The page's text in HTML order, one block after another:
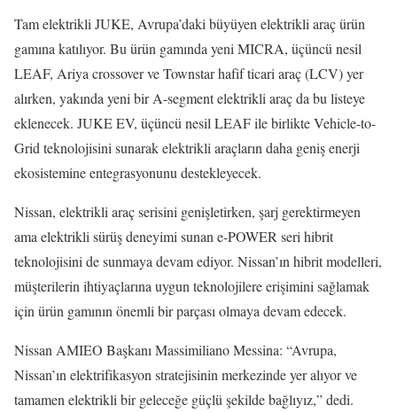
Tam elektrikli JUKE, Avrupa’daki büyüyen elektrikli araç ürün
gamına katılıyor. Bu ürün gamında yeni MICRA, üçüncü nesil
LEAF, Ariya crossover ve Townstar hafif ticari araç (LCV) yer
alırken, yakında yeni bir A-segment elektrikli araç da bu listeye
eklenecek. JUKE EV, üçüncü nesil LEAF ile birlikte Vehicle-to-
Grid teknolojisini sunarak elektrikli araçların daha geniş enerji
ekosistemine entegrasyonunu destekleyecek.
Nissan, elektrikli araç serisini genişletirken, şarj gerektirmeyen
ama elektrikli sürüş deneyimi sunan e-POWER seri hibrit
teknolojisini de sunmaya devam ediyor. Nissan’ın hibrit modelleri,
müşterilerin ihtiyaçlarına uygun teknolojilere erişimini sağlamak
için ürün gamının önemli bir parçası olmaya devam edecek.
Nissan AMIEO Başkanı Massimiliano Messina: “Avrupa,
Nissan’ın elektrifikasyon stratejisinin merkezinde yer alıyor ve
tamamen elektrikli bir geleceğe güçlü şekilde bağlıyız,” dedi.